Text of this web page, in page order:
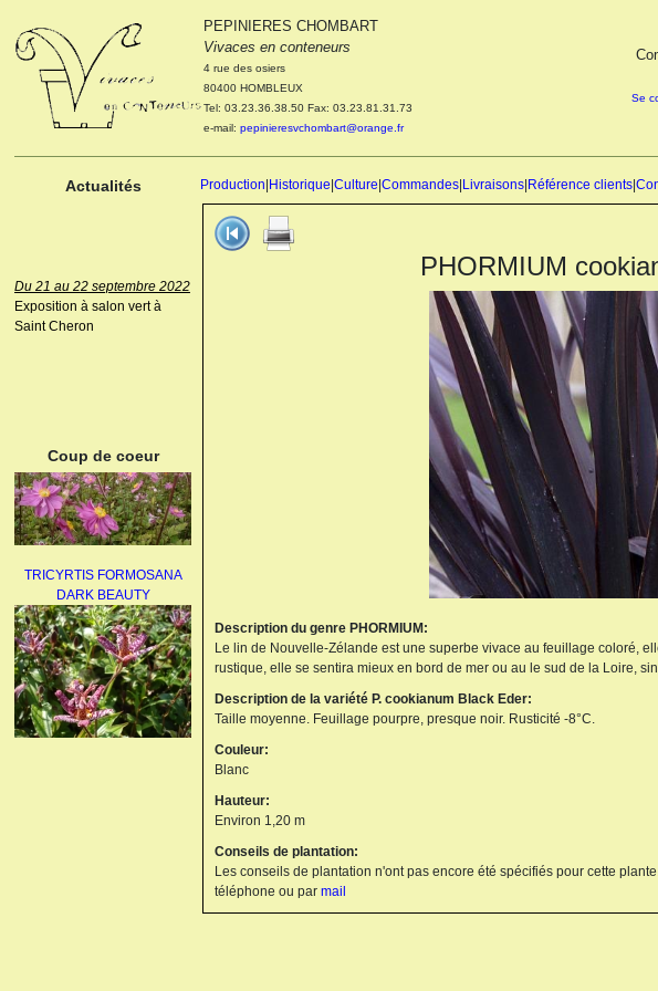
PEPINIERES CHOMBART
Vivaces en conteneurs
4 rue des osiers
80400 HOMBLEUX
Tel: 03.23.36.38.50 Fax: 03.23.81.31.73
e-mail: pepinieresvchombart@orange.fr
Se
Actualités Production Historique Culture Commandes Livraisons Référence clients
Le 04 et 05 octobre 2022
Portes ouvertes de la
pépinière : Visite des
cultures, découverte des
nouveautés. Le rendez-vous
octobre 2022. Le mercredi 05
octobre 2022.
Du 21 au 22 septembre 2022
Exposition à salon vert à
Saint Cheron
Coup de coeur
TRICYRTIS FORMOSANA
DARK BEAUTY
PHORMIUM
Description du genre PHORMIUM:
Le lin de Nouvelle-Zélande est une superbe vivace au feuillage coloré,
rustique, elle se sentira mieux en bord de mer ou au le sud de la Loire,
Description de la variété P. cookianum Black Eder:
Taille moyenne. Feuillage pourpre, presque noir. Rusticité -8°C.
Couleur:
Blanc
Hauteur:
Environ 1,20 m
Conseils de plantation:
Les conseils de plantation n'ont pas encore été spécifiés pour cette
téléphone ou par mail